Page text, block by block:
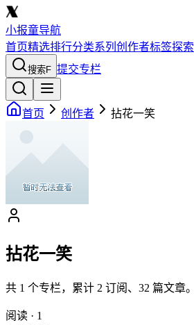
小报童导航
首页精选排行分类系列 创作者标签探索
搜索F 提交专栏
首页 创作者 拈花一笑
拈花一笑
共 1 个专栏，累计 2 订阅、 32 篇文章。
阅读 · 1